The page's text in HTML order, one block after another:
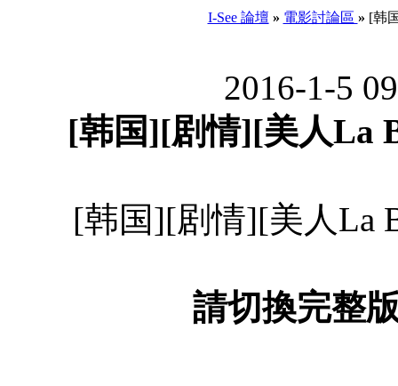
I-See 論壇 » 電影討論區 » [韩
2016-1-5
[韩国][剧情][美人La
[韩国][剧情][美人La
請切換完整